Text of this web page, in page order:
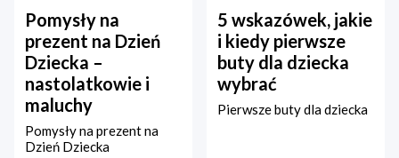
Pomysły na
prezent na Dzień
Dziecka –
nastolatkowie i
maluchy
Pomysły na prezent na
Dzień Dziecka
5 wskazówek, jakie
i kiedy pierwsze
buty dla dziecka
wybrać
Pierwsze buty dla dziecka